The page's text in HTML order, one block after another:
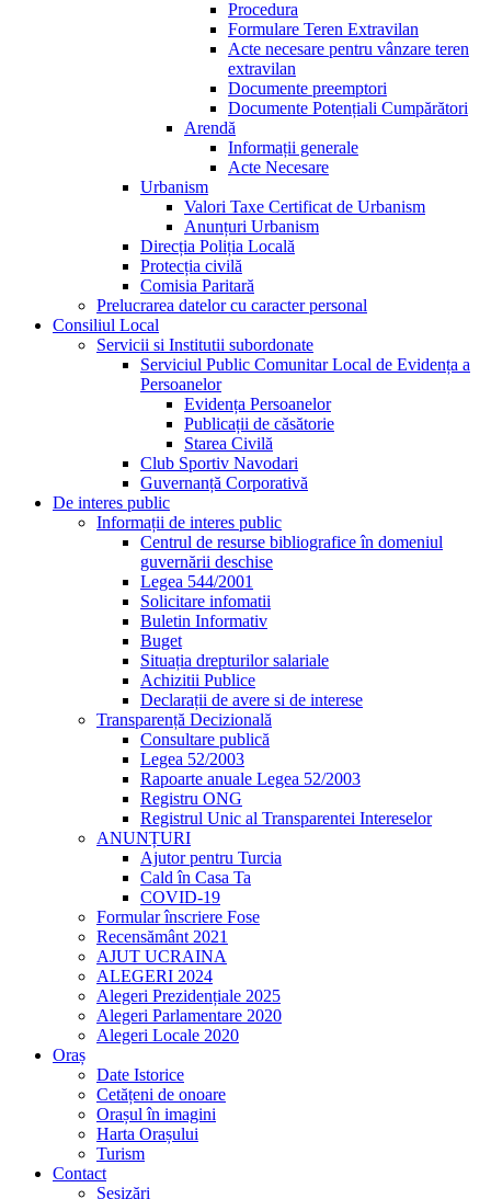
Procedura
Formulare Teren Extravilan
Acte necesare pentru vânzare teren
extravilan
Documente preemptori
Documente Potențiali Cumpărători
Arendă
Informații generale
Acte Necesare
Urbanism
Valori Taxe Certificat de Urbanism
Anunțuri Urbanism
Direcția Poliția Locală
Protecția civilă
Comisia Paritară
Prelucrarea datelor cu caracter personal
Consiliul Local
Servicii si Institutii subordonate
Serviciul Public Comunitar Local de Evidența a
Persoanelor
Evidența Persoanelor
Publicații de căsătorie
Starea Civilă
Club Sportiv Navodari
Guvernanță Corporativă
De interes public
Informații de interes public
Centrul de resurse bibliografice în domeniul
guvernării deschise
Legea 544/2001
Solicitare infomatii
Buletin Informativ
Buget
Situația drepturilor salariale
Achizitii Publice
Declarații de avere si de interese
Transparență Decizională
Consultare publică
Legea 52/2003
Rapoarte anuale Legea 52/2003
Registru ONG
Registrul Unic al Transparentei Intereselor
ANUNȚURI
Ajutor pentru Turcia
Cald în Casa Ta
COVID-19
Formular înscriere Fose
Recensământ 2021
AJUT UCRAINA
ALEGERI 2024
Alegeri Prezidențiale 2025
Alegeri Parlamentare 2020
Alegeri Locale 2020
Oraș
Date Istorice
Cetățeni de onoare
Orașul în imagini
Harta Orașului
Turism
Contact
Sesizări